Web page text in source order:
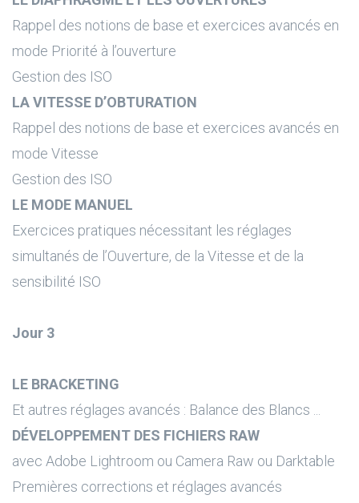
Rappel des notions de base et exercices avancés en
mode Priorité à l’ouverture
Gestion des ISO
LA VITESSE D’OBTURATION
Rappel des notions de base et exercices avancés en
mode Vitesse
Gestion des ISO
LE MODE MANUEL
Exercices pratiques nécessitant les réglages
simultanés de l’Ouverture, de la Vitesse et de la
sensibilité ISO
Jour 3
LE BRACKETING
Et autres réglages avancés : Balance des Blancs ...
DÉVELOPPEMENT DES FICHIERS RAW
avec Adobe Lightroom ou Camera Raw ou Darktable
Premières corrections et réglages avancés